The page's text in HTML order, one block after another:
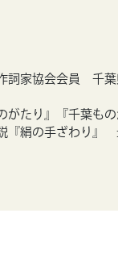
家協会会員 千葉
がたり』『千葉も
絹の手ざわり』